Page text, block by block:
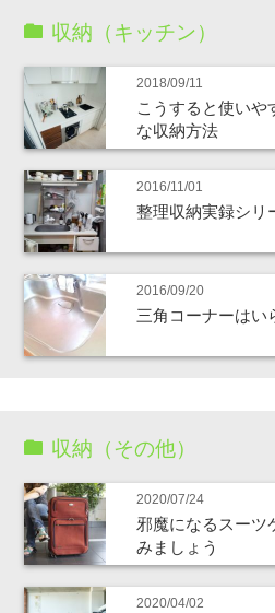
収納（キッチン）
2018/09/11
こうすると使いや
な収納方法
2016/11/01
整理収納実録シリ
2016/09/20
三角コーナーはい
収納（その他）
2020/07/24
邪魔になるスーツ
みましょう
2020/04/02